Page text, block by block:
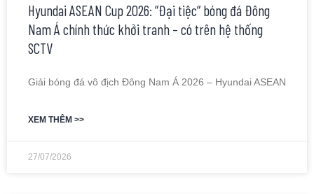
Hyundai ASEAN Cup 2026: ”Đại tiệc” bóng đá Đông
Nam Á chính thức khởi tranh – có trên hệ thống
SCTV
Giải bóng đá vô địch Đông Nam Á 2026 – Hyundai ASEAN
XEM THÊM >>
27/07/2026